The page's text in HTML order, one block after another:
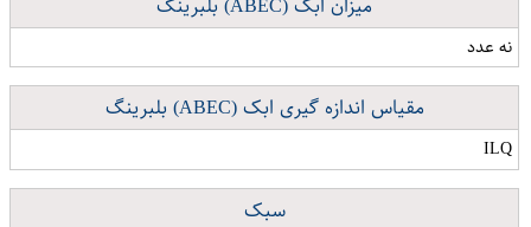
نه عدد
مقیاس اندازه گیری ابک (ABEC) بلبرینگ
ILQ
سبک